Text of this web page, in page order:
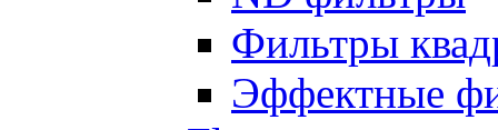
Фильтры
Эффектные